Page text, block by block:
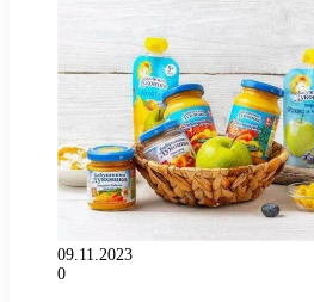
09.11.2023
0